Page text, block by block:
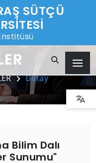
SÜTÇÜ
Detay
Bilim Dalı
Sunumu"